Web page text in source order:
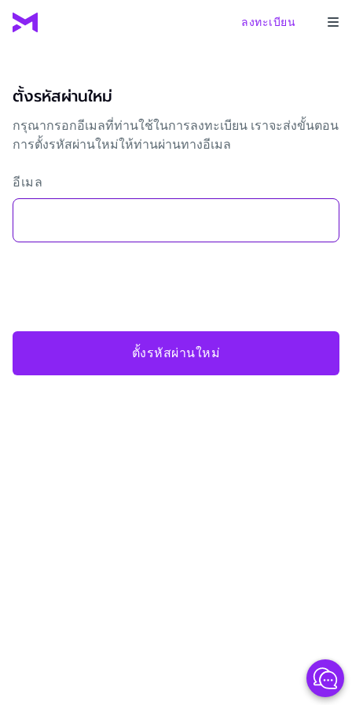
ลงทะเบียน
ตั้งรหัสผ่านใหม่
กรุณากรอกอีเมลที่ท่านใช้ในการลงทะเบียน เราจะส่งขั้นตอน
การตั้งรหัสผ่านใหม่ให้ท่านผ่านทางอีเมล
อีเมล
ตั้งรหัสผ่านใหม่